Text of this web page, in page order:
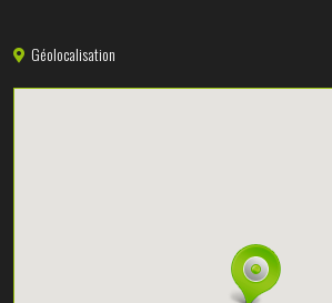
Géolocalisation